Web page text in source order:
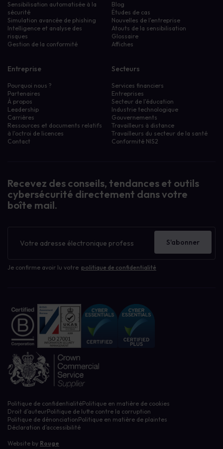
Sensibilisation automatisée à la
sécurité
Simulation avancée de phishing
Intelligence et analyse des
risques
Gestion de la conformité
Blog
Études de cas
Nouvelles de l'entreprise
Atouts de la sensibilisation
Glossaire
Affiches
Entreprise
Pourquoi nous ?
Partenaires
À propos
Leadership
Carrières
Ressources et documents relatifs
à l'octroi de licences
Contact
Secteurs
Services financiers
Entreprises
Secteur de l'éducation
Industrie technologique
Gouvernements
Travailleurs à distance
Travailleurs du secteur de la santé
Conformité NIS2
Recevez des conseils, tendances et outils
cybersécurité directement dans votre
boîte mail.
d'information
Je confirme avoir lu votre politique de confidentialité
S'abonner
Politique de confidentialitéPolitique en matière de cookies
Droit d’auteurPolitique de lutte contre la corruption
Politique de dénonciationPolitique en matière de plaintes
Déclaration d’accessibilité
Website by Rouge